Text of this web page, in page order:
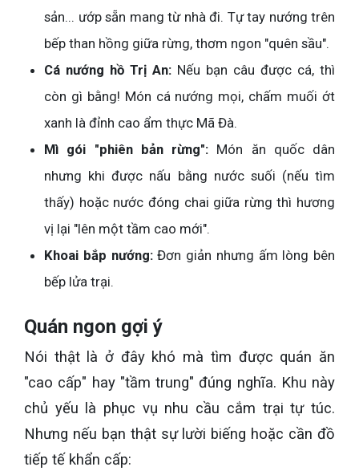
sản... ướp sẵn mang từ nhà đi. Tự tay nướng trên
bếp than hồng giữa rừng, thơm ngon "quên sầu".
Cá nướng hồ Trị An: Nếu bạn câu được cá, thì
còn gì bằng! Món cá nướng mọi, chấm muối ớt
xanh là đỉnh cao ẩm thực Mã Đà.
Mì gói "phiên bản rừng": Món ăn quốc dân
nhưng khi được nấu bằng nước suối (nếu tìm
thấy) hoặc nước đóng chai giữa rừng thì hương
vị lại "lên một tầm cao mới".
Khoai bắp nướng:Đơn giản nhưng ấm lòng bên
bếp lửa trại.
Quán ngon gợi ý
Nói thật là ở đây khó mà tìm được quán ăn
"cao cấp" hay "tầm trung" đúng nghĩa. Khu này
chủ yếu là phục vụ nhu cầu cắm trại tự túc.
Nhưng nếu bạn thật sự lười biếng hoặc cần đồ
tiếp tế khẩn cấp: